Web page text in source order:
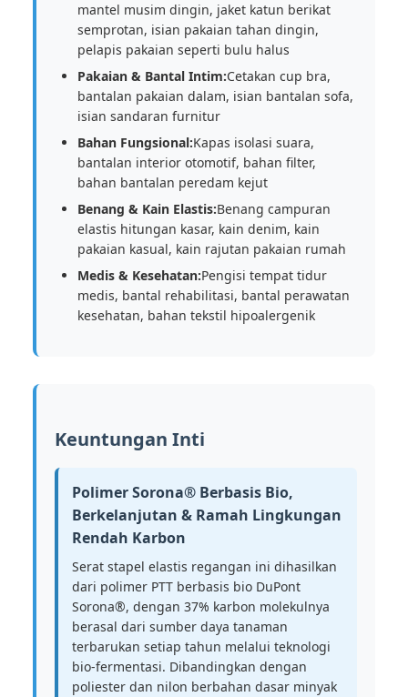
mantel musim dingin, jaket katun berikat
semprotan, isian pakaian tahan dingin,
pelapis pakaian seperti bulu halus
Pakaian & Bantal Intim:Cetakan cup bra,
bantalan pakaian dalam, isian bantalan sofa,
isian sandaran furnitur
Bahan Fungsional:Kapas isolasi suara,
bantalan interior otomotif, bahan filter,
bahan bantalan peredam kejut
Benang & Kain Elastis:Benang campuran
elastis hitungan kasar, kain denim, kain
pakaian kasual, kain rajutan pakaian rumah
Medis & Kesehatan:Pengisi tempat tidur
medis, bantal rehabilitasi, bantal perawatan
kesehatan, bahan tekstil hipoalergenik
Keuntungan Inti
Polimer Sorona® Berbasis Bio,
Berkelanjutan & Ramah Lingkungan
Rendah Karbon
Serat stapel elastis regangan ini dihasilkan
dari polimer PTT berbasis bio DuPont
Sorona®, dengan 37% karbon molekulnya
berasal dari sumber daya tanaman
terbarukan setiap tahun melalui teknologi
bio-fermentasi. Dibandingkan dengan
poliester dan nilon berbahan dasar minyak